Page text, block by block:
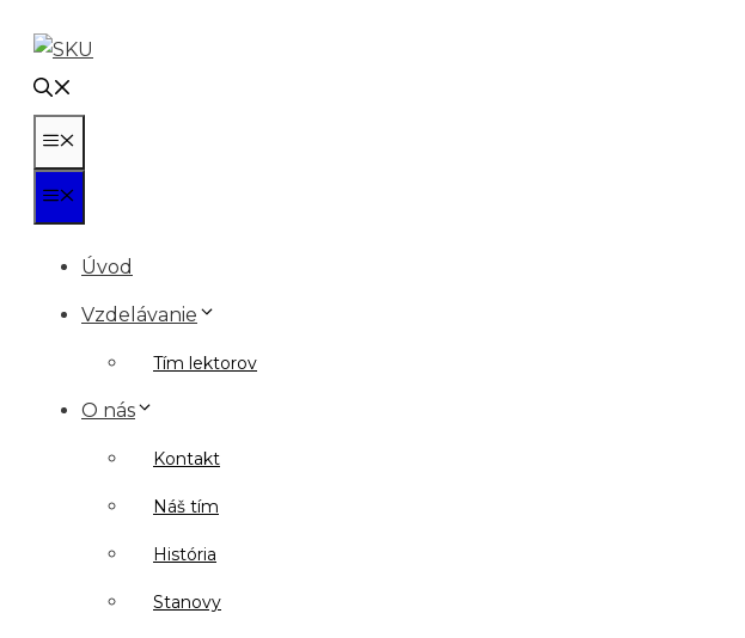
obsah
Menu
Menu
Úvod
Vzdelávanie
Tím lektorov
O nás
Kontakt
Náš tím
História
Stanovy